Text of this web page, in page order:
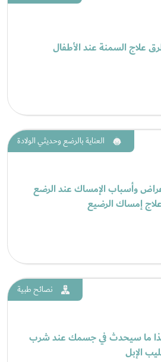
علاج السمنة عند الأطفال
العناية بالرضع وحديثي الولادة
وأسباب الإمساك عند الرضع
إمساك الرضيع
نصائح طبية
ما سيحدث في جسمك عند شرب
الإبل